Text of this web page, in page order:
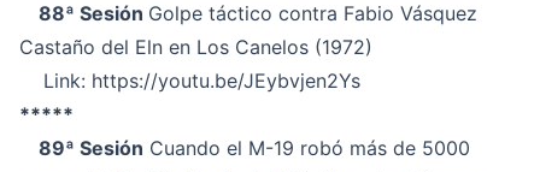
88ª Sesión Golpe táctico contra Fabio Vásquez
Castaño del Eln en Los Canelos (1972)
Link: https://youtu.be/JEybvjen2Ys
*****
89ª Sesión Cuando el M-19 robó más de 5000